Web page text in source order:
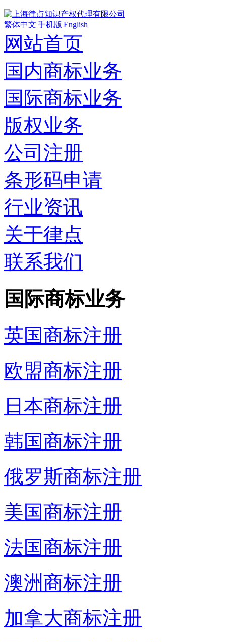
繁体中文|手机版|English
网站首页
国内商标业务
国际商标业务
版权业务
公司注册
条形码申请
行业资讯
关于律点
联系我们
国际商标业务
英国商标注册
欧盟商标注册
日本商标注册
韩国商标注册
俄罗斯商标注册
美国商标注册
法国商标注册
澳洲商标注册
加拿大商标注册